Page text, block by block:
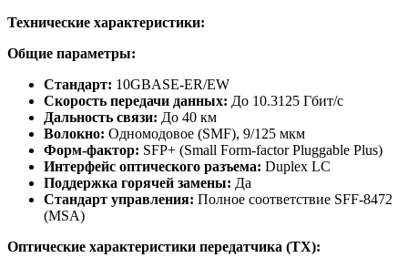
Технические характеристики:
Общие параметры:
Стандарт: 10GBASE-ER/EW
Скорость передачи данных: До 10.3125 Гбит/с
Дальность связи: До 40 км
Волокно: Одномодовое (SMF), 9/125 мкм
Форм-фактор: SFP+ (Small Form-factor Pluggable Plus)
Интерфейс оптического разъема: Duplex LC
Поддержка горячей замены: Да
Стандарт управления: Полное соответствие SFF-8472
(MSA)
Оптические характеристики передатчика (TX):